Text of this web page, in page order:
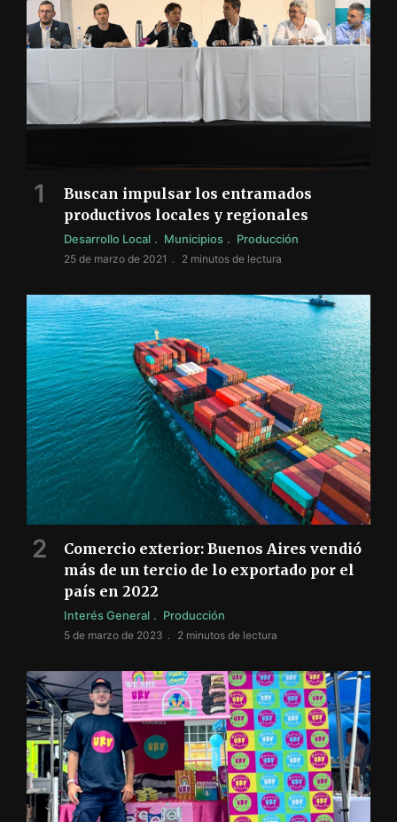
Buscan impulsar los entramados
productivos locales y regionales
Desarrollo Local Municipios Producción
25 de marzo de 2021 2 minutos de lectura
Comercio exterior: Buenos Aires vendió
más de un tercio de lo exportado por el
país en 2022
Interés General Producción
5 de marzo de 2023 2 minutos de lectura